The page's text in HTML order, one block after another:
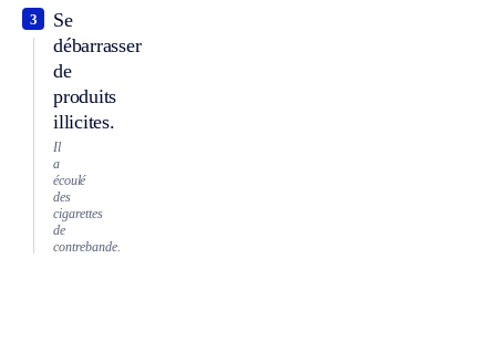
Se
débarrasser
de
produits
illicites.
3
Il
a
écoulé
des
cigarettes
de
contrebande.